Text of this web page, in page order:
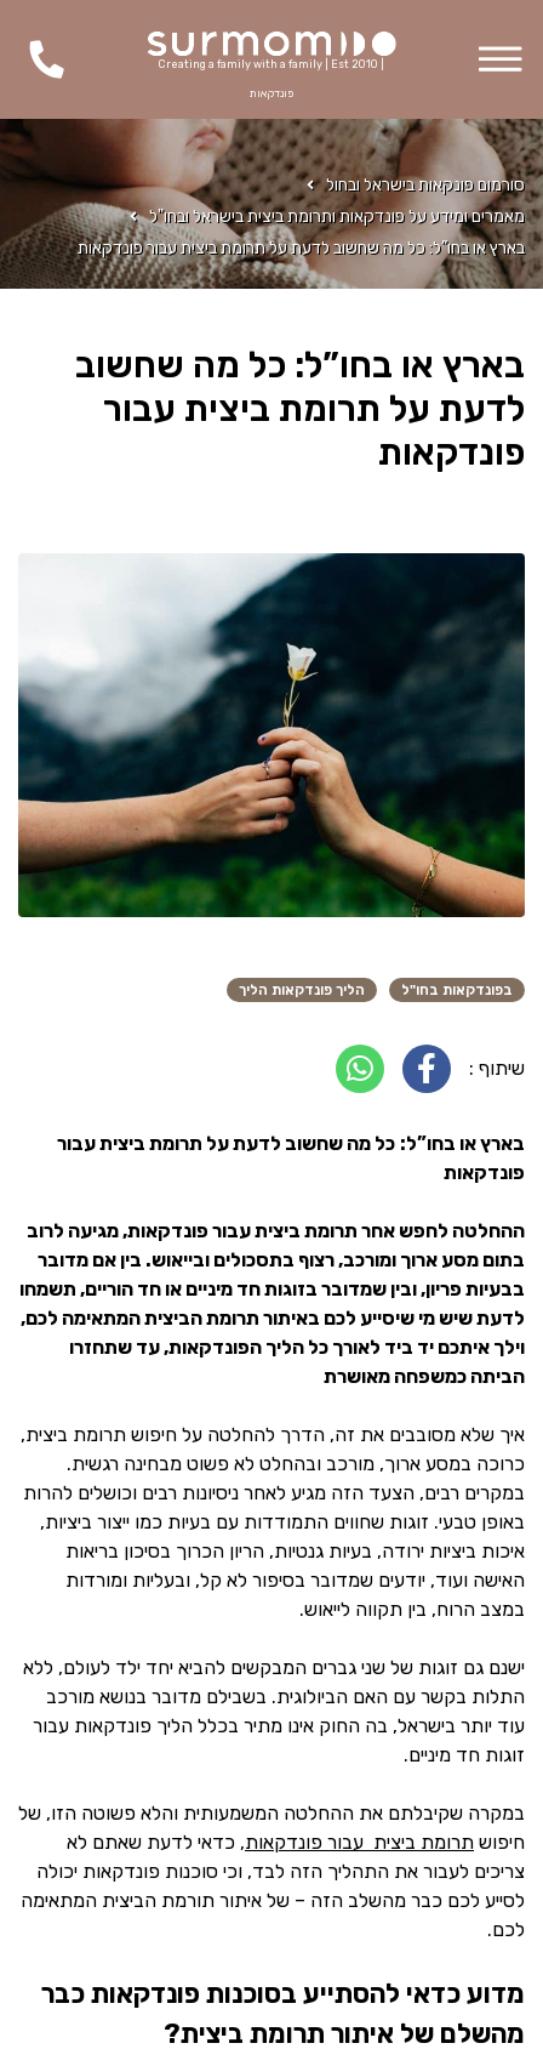
Creating a family with a family | Est 2010 |
פונדקאות
סורמום פונקאות בישראל ובחול
מאמרים ומידע על פונדקאות ותרומת ביצית בישראל ובחו"ל
בארץ או בחו”ל: כל מה שחשוב לדעת על תרומת ביצית עבור פונדקאות
בארץ או בחו”ל: כל מה שחשוב
לדעת על תרומת ביצית עבור
פונדקאות
בפונדקאות בחו"ל הליך פונדקאות הליך
שיתוף :
בארץ או בחו”ל: כל מה שחשוב לדעת על תרומת ביצית עבור
פונדקאות
ההחלטה לחפש אחר תרומת ביצית עבור פונדקאות, מגיעה לרוב
בתום מסע ארוך ומורכב, רצוף בתסכולים ובייאוש. בין אם מדובר
בבעיות פריון, ובין שמדובר בזוגות חד מיניים או חד הוריים, תשמחו
לדעת שיש מי שיסייע לכם באיתור תרומת הביצית המתאימה לכם,
וילך איתכם יד ביד לאורך כל הליך הפונדקאות, עד שתחזרו
הביתה כמשפחה מאושרת
איך שלא מסובבים את זה, הדרך להחלטה על חיפוש תרומת ביצית,
כרוכה במסע ארוך, מורכב ובהחלט לא פשוט מבחינה רגשית.
במקרים רבים, הצעד הזה מגיע לאחר ניסיונות רבים וכושלים להרות
באופן טבעי. זוגות שחווים התמודדות עם בעיות כמו ייצור ביציות,
איכות ביציות ירודה, בעיות גנטיות, הריון הכרוך בסיכון בריאות
האישה ועוד, יודעים שמדובר בסיפור לא קל, ובעליות ומורדות
במצב הרוח, בין תקווה לייאוש.
ישנם גם זוגות של שני גברים המבקשים להביא יחד ילד לעולם, ללא
התלות בקשר עם האם הביולוגית. בשבילם מדובר בנושא מורכב
עוד יותר בישראל, בה החוק אינו מתיר בכלל הליך פונדקאות עבור
זוגות חד מיניים.
במקרה שקיבלתם את ההחלטה המשמעותית והלא פשוטה הזו, של
חיפוש תרומת ביצית עבור פונדקאות, כדאי לדעת שאתם לא
צריכים לעבור את התהליך הזה לבד, וכי סוכנות פונדקאות יכולה
לסייע לכם כבר מהשלב הזה – של איתור תורמת הביצית המתאימה
לכם.
מדוע כדאי להסתייע בסוכנות פונדקאות כבר
מהשלם של איתור תרומת ביצית?